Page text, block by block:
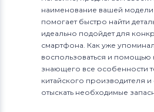
наименование вашей модели
помогает быстро найти
идеально подойдет для
смартфона. Как уже
воспользоваться и помощью
знающего все особенности
китайского производителя
отыскать необходимые